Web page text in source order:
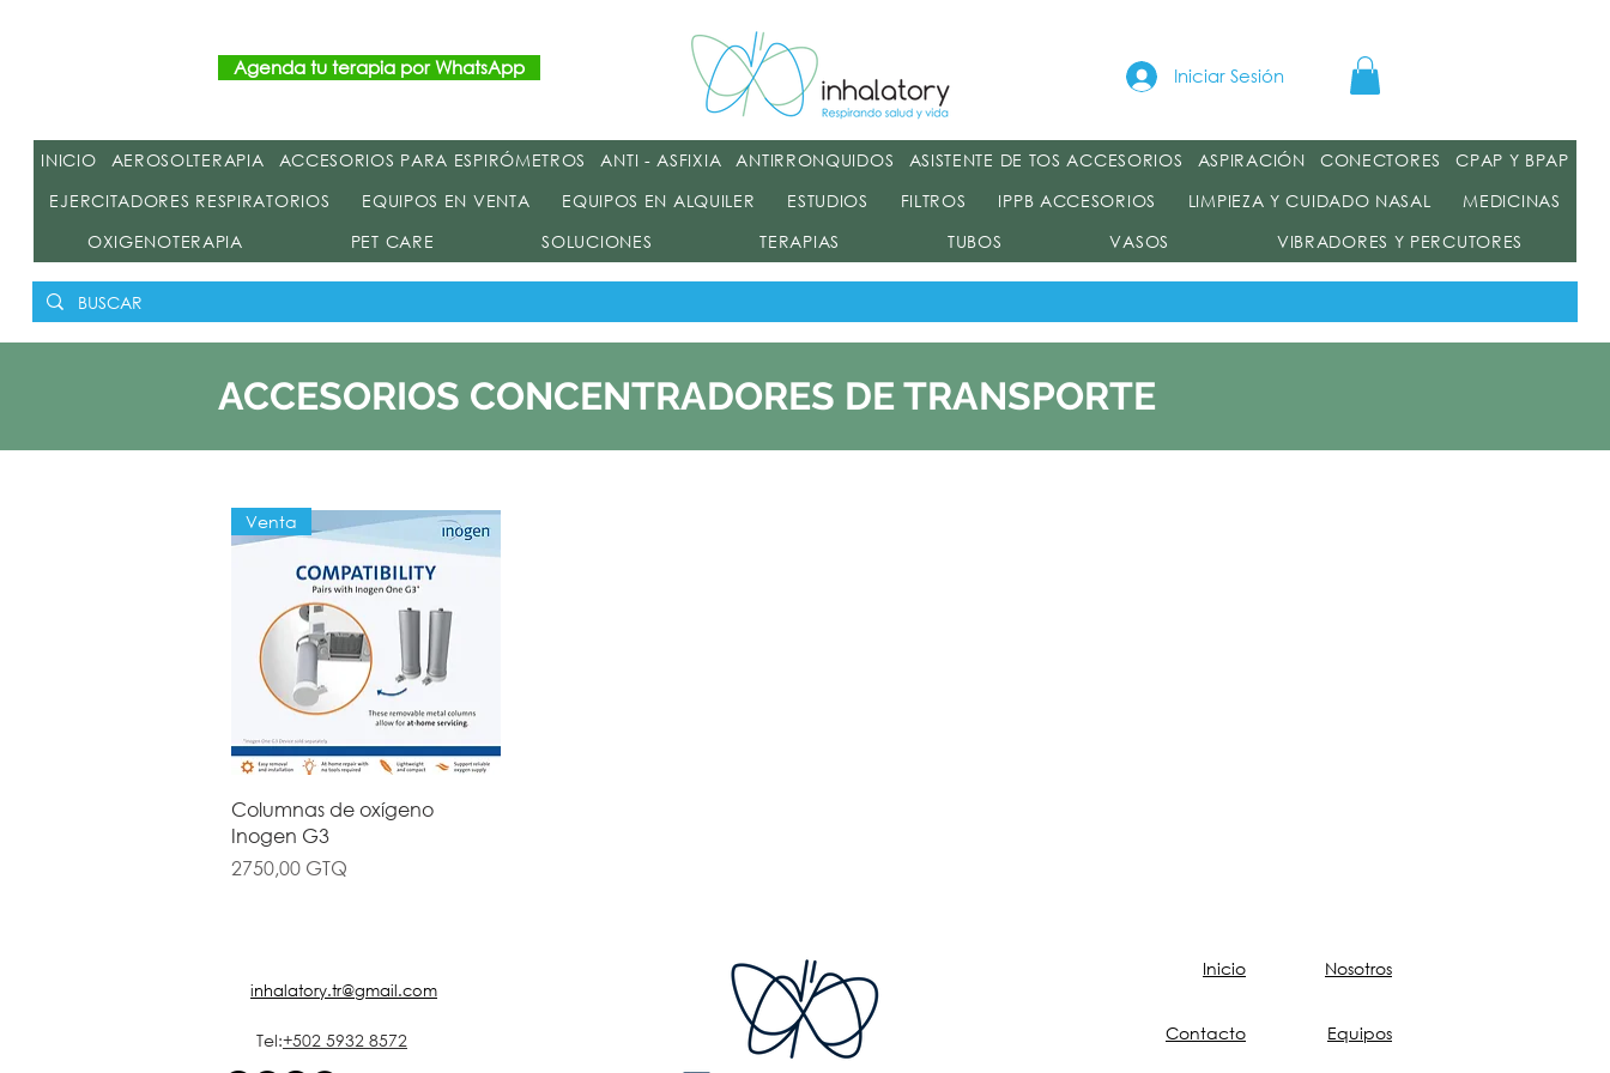
Agenda tu terapia por WhatsApp Iniciar Sesión
INICIO AEROSOLTERAPIA ACCESORIOS PARA ESPIRÓMETROS ANTI - ASFIXIA ANTIRRONQUIDOS ASISTENTE DE TOS ACCESORIOS ASPIRACIÓN CONECTORES
CPAP Y BPAP
EJERCITADORES RESPIRATORIOS
EQUIPOS EN VENTA EQUIPOS EN ALQUILER ESTUDIOS FILTROS IPPB ACCESORIOS LIMPIEZA Y CUIDADO NASAL
MEDICINAS
OXIGENOTERAPIA
PET CARE SOLUCIONES TERAPIAS TUBOS VASOS VIBRADORES Y PERCUTORES
ACCESORIOS CONCENTRADORES DE TRANSPORTE
Vista rápida
Venta
Columnas de oxígeno
Inogen G3
Precio
2750,00 GTQ
inhalatory.tr@gmail.com
Tel:+502 5932 8572
Inicio Nosotros
Contacto Equipos